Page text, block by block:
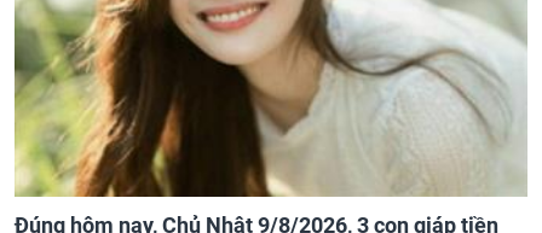
Đúng hôm nay, Chủ Nhật 9/8/2026, 3 con giáp tiền